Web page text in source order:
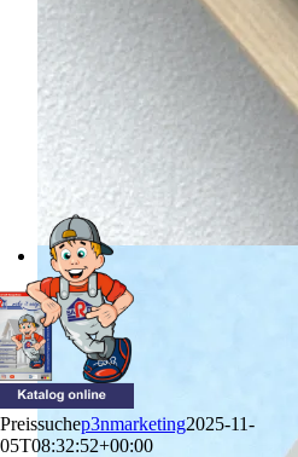
Preis­su­chep3nmarketing2025-11-
05T08:32:52+00:00